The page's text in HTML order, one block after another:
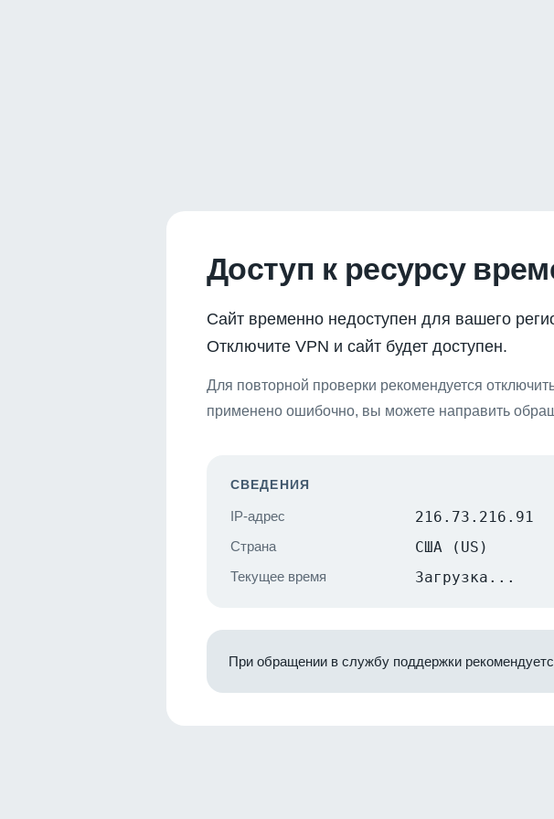
Доступ к ресурсу
Сайт временно недоступен для вашего
Отключите VPN и сайт будет доступен.
Для повторной проверки рекомендуется
применено ошибочно, вы можете направить
СВЕДЕНИЯ
IP-адрес 216.73.216.91
Страна США (US)
Текущее время Загрузка...
При обращении в службу поддержки